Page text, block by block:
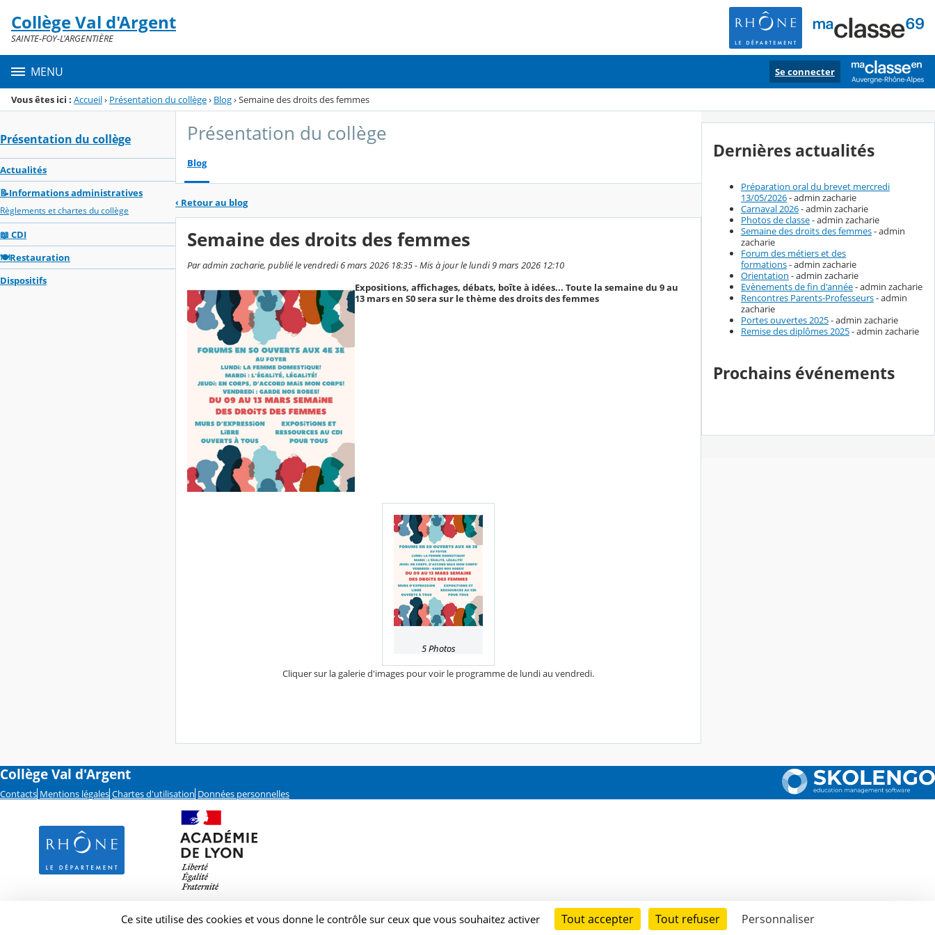
Menu de la rubrique
Contenu
Collège Val d'Argent
SAINTE-FOY-L'ARGENTIÈRE
MENU Se connecter
Vous êtes ici : Accueil› Présentation du collège› Blog›Semaine des droits des femmes
Présentation du collège
Actualités
📝Informations administratives
Règlements et chartes du collège
📖 CDI
🍽️Restauration
Dispositifs
Présentation du collège
Blog
‹ Retour au blog
Semaine des droits des femmes
Par admin zacharie, publié le vendredi 6 mars 2026 18:35 - Mis à jour le lundi 9 mars 2026 12:10
Expositions, affichages, débats, boîte à idées... Toute la semaine du 9 au
13 mars en S0 sera sur le thème des droits des femmes
5 Photos
Cliquer sur la galerie d'images pour voir le programme de lundi au vendredi.
Dernières actualités
Préparation oral du brevet mercredi
13/05/2026- admin zacharie
Carnaval 2026- admin zacharie
Photos de classe- admin zacharie
Semaine des droits des femmes- admin
zacharie
Forum des métiers et des
formations- admin zacharie
Orientation - admin zacharie
Evènements de fin d'année- admin zacharie
Rencontres Parents-Professeurs- admin
zacharie
Portes ouvertes 2025- admin zacharie
Remise des diplômes 2025- admin zacharie
Prochains événements
Collège Val d'Argent
Contacts Mentions légales Chartes d'utilisation Données personnelles
Ce site utilise des cookies et vous donne le contrôle sur ceux que vous souhaitez activer Tout accepter Tout refuser Personnaliser